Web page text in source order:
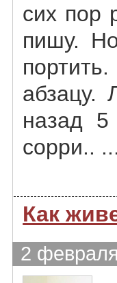
сих пор
пишу.
абзацу.
назад
сорри.. ...
Как
2 февраля